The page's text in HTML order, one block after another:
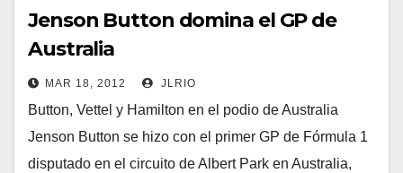
Jenson Button domina el GP de
Australia
MAR 18, 2012 JLRIO
Button, Vettel y Hamilton en el podio de Australia
Jenson Button se hizo con el primer GP de Fórmula 1
disputado en el circuito de Albert Park en Australia,